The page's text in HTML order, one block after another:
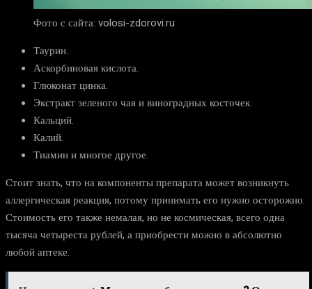
Фото с сайта: volosi-zdorovi.ru
Таурин.
Аскорбиновая кислота.
Глюконат цинка.
Экстракт зеленого чая и виноградных косточек.
Кальций.
Калий.
Тиамин и многое другое.
Стоит знать, что на компоненты препарата может возникнуть
аллергическая реакция, потому принимать его нужно осторожно.
Стоимость его также немалая, но не космическая, всего одна
тысяча четыреста рублей, а приобрести можно в абсолютно
любой аптеке.